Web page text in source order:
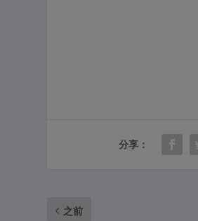
分享：
之前